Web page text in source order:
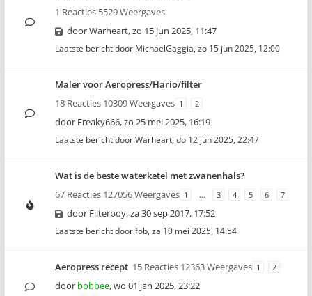
1 Reacties 5529 Weergaves
doorWarheart,zo 15 jun 2025, 11:47
Laatste bericht door MichaelGaggia, zo 15 jun 2025, 12:00
Maler voor Aeropress/Hario/filter
18 Reacties 10309 Weergaves 1 2
door Freaky666,zo 25 mei 2025, 16:19
Laatste bericht doorWarheart, do 12 jun 2025, 22:47
Wat is de beste waterketel met zwanenhals?
67 Reacties 127056 Weergaves 1 … 3 4 5 6 7
door Filterboy,za 30 sep 2017, 17:52
Laatste bericht doorfob, za 10 mei 2025, 14:54
Aeropress recept 15 Reacties 12363 Weergaves 1 2
door bobbee,wo 01 jan 2025, 23:22